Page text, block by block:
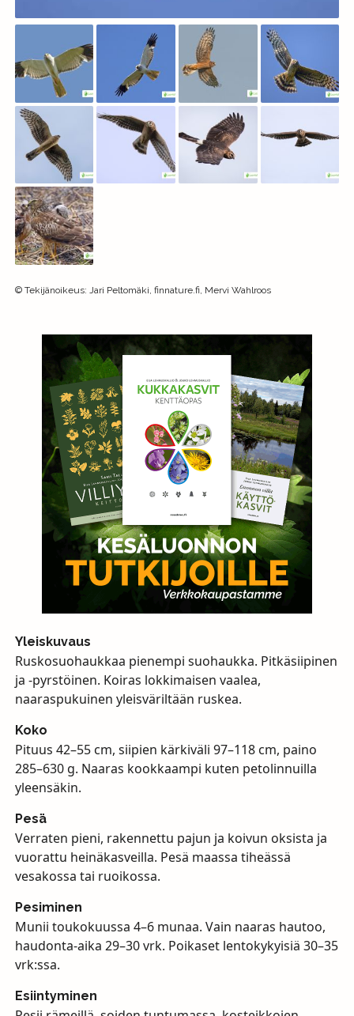
© Tekijänoikeus: Jari Peltomäki, finnature.fi, Mervi Wahlroos
Yleiskuvaus
Ruskosuohaukkaa pienempi suohaukka. Pitkäsiipinen
ja -pyrstöinen. Koiras lokkimaisen vaalea,
naaraspukuinen yleisväriltään ruskea.
Koko
Pituus 42–55 cm, siipien kärkiväli 97–118 cm, paino
285–630 g. Naaras kookkaampi kuten petolinnuilla
yleensäkin.
Pesä
Verraten pieni, rakennettu pajun ja koivun oksista ja
vuorattu heinäkasveilla. Pesä maassa tiheässä
vesakossa tai ruoikossa.
Pesiminen
Munii toukokuussa 4–6 munaa. Vain naaras hautoo,
haudonta-aika 29–30 vrk. Poikaset lentokykyisiä 30–35
vrk:ssa.
Esiintyminen